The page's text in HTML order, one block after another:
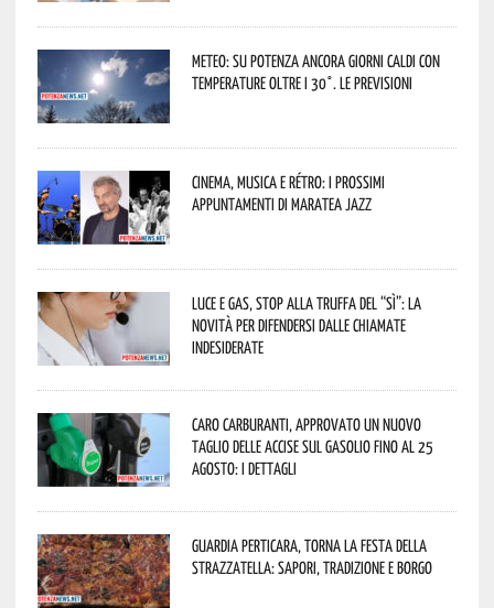
Meteo: su Potenza ancora giorni caldi con
temperature oltre i 30°. Le previsioni
Cinema, musica e rétro: i prossimi
appuntamenti di Maratea Jazz
Luce e gas, stop alla truffa del “Sì”: la
novità per difendersi dalle chiamate
indesiderate
Caro carburanti, approvato un nuovo
taglio delle accise sul gasolio fino al 25
agosto: i dettagli
Guardia Perticara, torna la Festa della
Strazzatella: sapori, tradizione e borgo